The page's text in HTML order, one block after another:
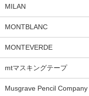
MILAN
MONTBLANC
MONTEVERDE
mtマスキングテープ
Musgrave Pencil Company